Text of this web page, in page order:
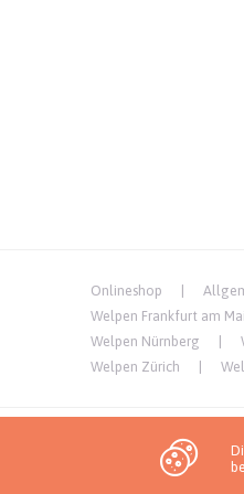
Onlineshop
Welpen Frankfurt am
Welpen Nürnberg
Welpen Zürich